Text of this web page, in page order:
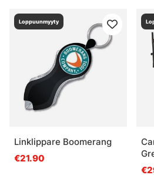
Loppuunmyyty
Linklippare Boomerang
€21.90